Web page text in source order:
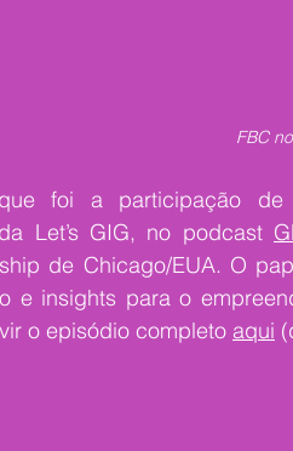
FBC
foi a participação de
Let’s GIG, no podcast
de Chicago/EUA. O
e insights para o
o episódio completo aqui